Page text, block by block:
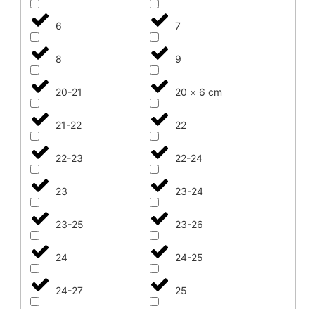
6 7
8 9
20-21 20 × 6 cm
21-22 22
22-23 22-24
23 23-24
23-25 23-26
24 24-25
24-27 25